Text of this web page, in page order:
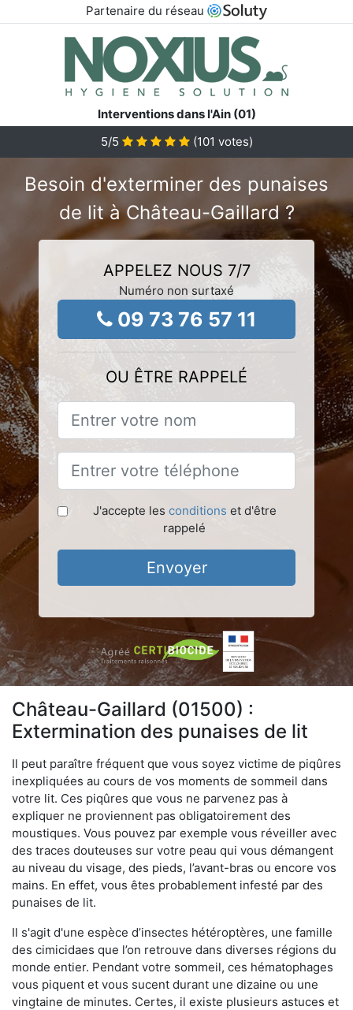
Partenaire du réseau
Interventions dans l'Ain (01)
5/5 (101 votes)
Besoin d'exterminer des punaises
de lit à Château-Gaillard ?
APPELEZ NOUS 7/7
Numéro non surtaxé
09 73 76 57 11
OU ÊTRE RAPPELÉ
J'accepte les conditions et d'être
rappelé
Envoyer
Château-Gaillard (01500) :
Extermination des punaises de lit
Il peut paraître fréquent que vous soyez victime de piqûres
inexpliquées au cours de vos moments de sommeil dans
votre lit. Ces piqûres que vous ne parvenez pas à
expliquer ne proviennent pas obligatoirement des
moustiques. Vous pouvez par exemple vous réveiller avec
des traces douteuses sur votre peau qui vous démangent
au niveau du visage, des pieds, l’avant-bras ou encore vos
mains. En effet, vous êtes probablement infesté par des
punaises de lit.
Il s'agit d'une espèce d’insectes hétéroptères, une famille
des cimicidaes que l’on retrouve dans diverses régions du
monde entier. Pendant votre sommeil, ces hématophages
vous piquent et vous sucent durant une dizaine ou une
vingtaine de minutes. Certes, il existe plusieurs astuces et